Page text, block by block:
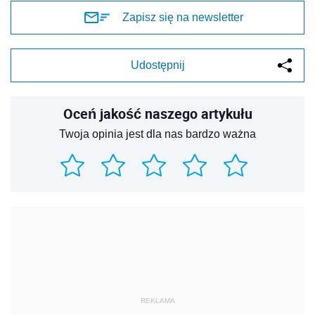
Zapisz się na newsletter
Udostępnij
Oceń jakość naszego artykułu
Twoja opinia jest dla nas bardzo ważna
REKLAMA